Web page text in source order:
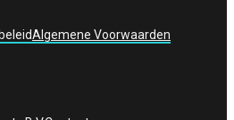
Algemene Voorwaarden